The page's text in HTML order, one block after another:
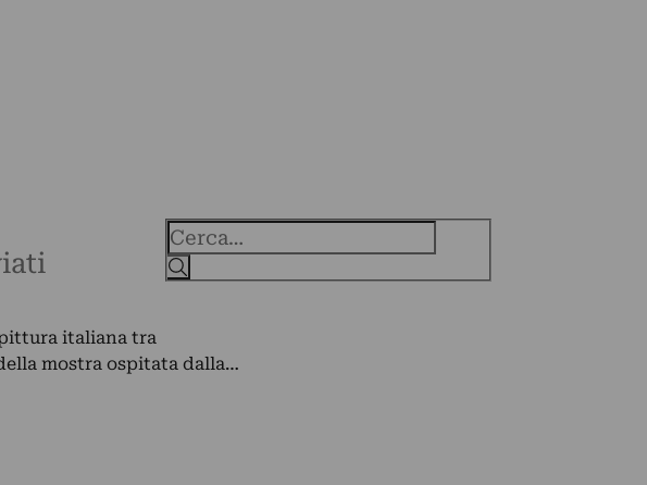
italiana tra
mostra ospitata dalla…